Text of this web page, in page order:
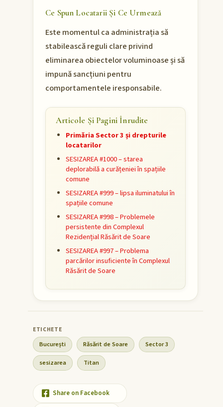
Ce Spun Locatarii Și Ce Urmează
Este momentul ca administrația să
stabilească reguli clare privind
eliminarea obiectelor voluminoase și să
impună sancțiuni pentru
comportamentele iresponsabile.
Articole Și Pagini Înrudite
Primăria Sector 3 și drepturile
locatarilor
SESIZAREA #1000 – starea
deplorabilă a curățeniei în spațiile
comune
SESIZAREA #999 – lipsa iluminatului în
spațiile comune
SESIZAREA #998 – Problemele
persistente din Complexul
Rezidențial Răsărit de Soare
SESIZAREA #997 – Problema
parcărilor insuficiente în Complexul
Răsărit de Soare
București Răsărit de Soare Sector 3
sesizarea Titan
Share on Facebook